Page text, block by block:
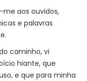
aos ouvidos,
e palavras
caminho, vi
hiante, que
e que para minha